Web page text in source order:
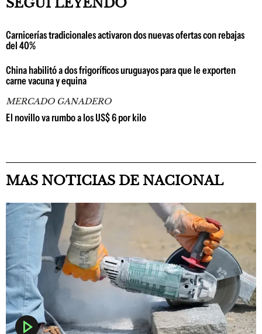
SEGUÍ LEYENDO
Carnicerías tradicionales activaron dos nuevas ofertas con rebajas
del 40%
China habilitó a dos frigoríficos uruguayos para que le exporten
carne vacuna y equina
MERCADO GANADERO
El novillo va rumbo a los US$ 6 por kilo
MAS NOTICIAS DE NACIONAL